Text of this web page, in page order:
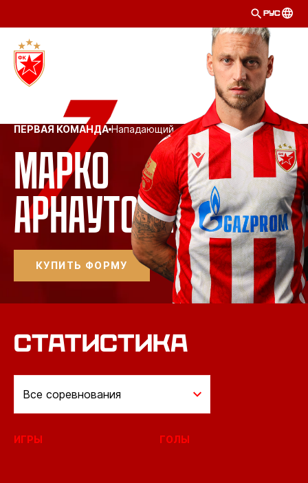
РУС
ПЕРВАЯ КОМАНДА Нападающий
Марко
Арнаутович
КУПИТЬ ФОРМУ
СТАТИСТИКА
Все соревнования
ИГРЫ ГОЛЫ